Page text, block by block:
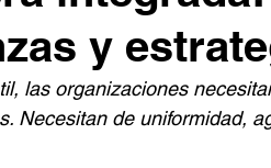
y
las organizaciones
Necesitan de uniformidad,